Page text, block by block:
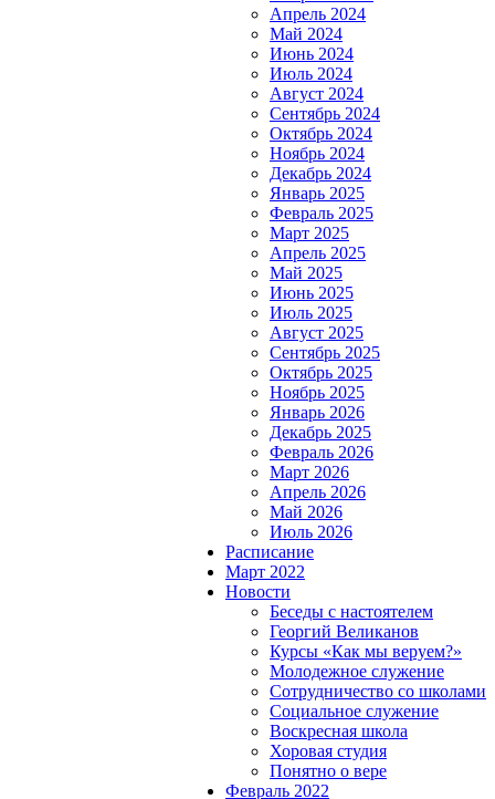
Апрель 2024
Май 2024
Июнь 2024
Июль 2024
Август 2024
Сентябрь 2024
Октябрь 2024
Ноябрь 2024
Декабрь 2024
Январь 2025
Февраль 2025
Март 2025
Апрель 2025
Май 2025
Июнь 2025
Июль 2025
Август 2025
Сентябрь 2025
Октябрь 2025
Ноябрь 2025
Январь 2026
Декабрь 2025
Февраль 2026
Март 2026
Апрель 2026
Май 2026
Июль 2026
Расписание
Март 2022
Новости
Беседы с настоятелем
Георгий Великанов
Курсы «Как мы веруем?»
Молодежное служение
Сотрудничество со школами
Социальное служение
Воскресная школа
Хоровая студия
Понятно о вере
Февраль 2022